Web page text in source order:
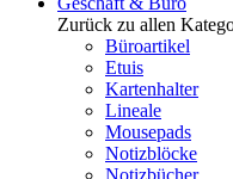
Zurück zu allen
Büroartikel
Etuis
Kartenhalter
Lineale
Mousepads
Notizblöcke
Notizbücher